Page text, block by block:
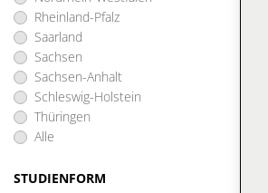
Rheinland-Pfalz
Saarland
Sachsen
Sachsen-Anhalt
Schleswig-Holstein
Thüringen
Alle
STUDIENFORM